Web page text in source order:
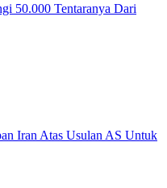
50.000 Tentaranya Dari
Iran Atas Usulan AS Untuk